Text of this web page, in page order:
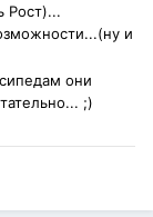
Рост)...
и
они
;)